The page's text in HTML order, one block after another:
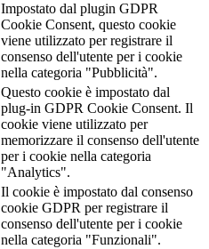
Impostato dal plugin GDPR
Cookie Consent, questo cookie
viene utilizzato per registrare il
consenso dell'utente per i cookie
nella categoria "Pubblicità".
Questo cookie è impostato dal
plug-in GDPR Cookie Consent. Il
cookie viene utilizzato per
memorizzare il consenso dell'utente
per i cookie nella categoria
"Analytics".
Il cookie è impostato dal consenso
cookie GDPR per registrare il
consenso dell'utente per i cookie
nella categoria "Funzionali".